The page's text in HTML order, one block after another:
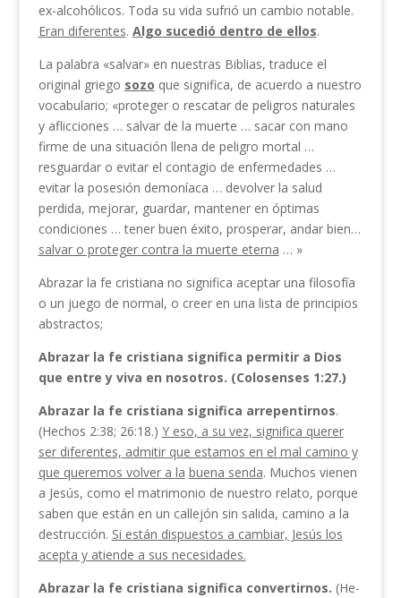
ex-alcohólicos. Toda su vida sufrió un cambio notable.
Eran diferentes. Algo sucedió dentro de ellos.
La palabra «salvar» en nuestras Biblias, traduce el
original griego sozo que significa, de acuerdo a nuestro
vocabulario; «proteger o rescatar de peligros naturales
y aflicciones … salvar de la muerte … sa­car con mano
firme de una situación llena de peligro mortal …
resguardar o evitar el contagio de enfer­medades …
evitar la posesión demoníaca … devolver la salud
perdida, mejorar, guardar, mantener en ópti­mas
condiciones … tener buen éxito, prosperar, an­dar bien…
salvar o proteger contra la muerte eterna … »
Abrazar la fe cristiana no significa aceptar una filosofía
o un juego de normal, o creer en una lista de principios
abstractos;
Abrazar la fe cristiana sig­nifica permitir a Dios
que entre y viva en nosotros. (Colosenses 1:27.)
Abrazar la fe cristiana significa arrepentirnos.
(He­chos 2:38; 26:18.) Y eso, a su vez, significa querer
ser diferentes, admitir que estamos en el mal camino y
que queremos volver a la buena senda. Muchos vie­nen
a Jesús, como el matrimonio de nuestro relato, porque
saben que están en un callejón sin salida, ca­mino a la
destrucción. Si están dispuestos a cambiar, Jesús los
acepta y atiende a sus necesidades.
Abrazar la fe cristiana significa convertirnos. (He­